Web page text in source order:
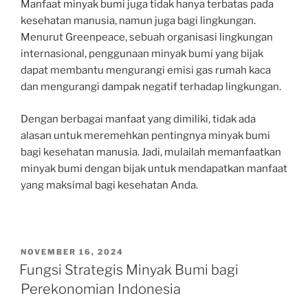
Manfaat minyak bumi juga tidak hanya terbatas pada
kesehatan manusia, namun juga bagi lingkungan.
Menurut Greenpeace, sebuah organisasi lingkungan
internasional, penggunaan minyak bumi yang bijak
dapat membantu mengurangi emisi gas rumah kaca
dan mengurangi dampak negatif terhadap lingkungan.
Dengan berbagai manfaat yang dimiliki, tidak ada
alasan untuk meremehkan pentingnya minyak bumi
bagi kesehatan manusia. Jadi, mulailah memanfaatkan
minyak bumi dengan bijak untuk mendapatkan manfaat
yang maksimal bagi kesehatan Anda.
POSTED
ON
NOVEMBER 16, 2024
Fungsi Strategis Minyak Bumi bagi
Perekonomian Indonesia